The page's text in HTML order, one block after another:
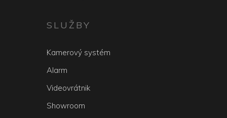
SLUŽBY
Kamerový systém
Alarm
Videovrátnik
Showroom